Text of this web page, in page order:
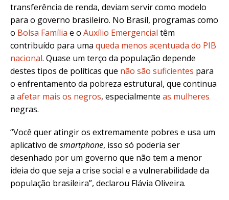
transferência de renda, deviam servir como modelo
para o governo brasileiro. No Brasil, programas como
o Bolsa Família e o Auxílio Emergencial têm
contribuído para uma queda menos acentuada do PIB
nacional. Quase um terço da população depende
destes tipos de políticas que não são suficientes para
o enfrentamento da pobreza estrutural, que continua
a afetar mais os negros, especialmente as mulheres
negras.
“Você quer atingir os extremamente pobres e usa um
aplicativo de smartphone, isso só poderia ser
desenhado por um governo que não tem a menor
ideia do que seja a crise social e a vulnerabilidade da
população brasileira”, declarou Flávia Oliveira.